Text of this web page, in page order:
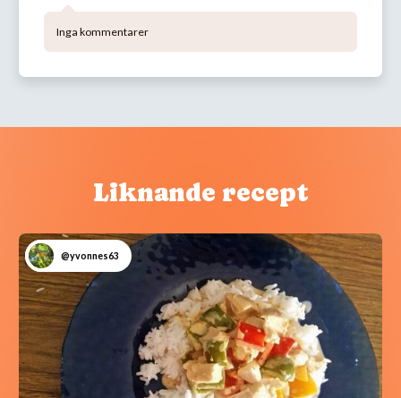
Inga kommentarer
Liknande recept
@yvonnes63